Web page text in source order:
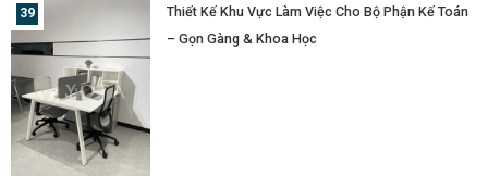
Thiết Kế Khu Vực Làm Việc Cho Bộ Phận Kế Toán
– Gọn Gàng & Khoa Học